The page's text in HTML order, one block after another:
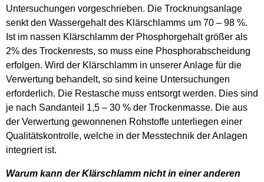
Untersuchungen vorgeschrieben. Die Trocknungsanlage
senkt den Wassergehalt des Klärschlamms um 70 – 98 %.
Ist im nassen Klärschlamm der Phosphorgehalt größer als
2% des Trockenrests, so muss eine Phosphorabscheidung
erfolgen. Wird der Klärschlamm in unserer Anlage für die
Verwertung behandelt, so sind keine Untersuchungen
erforderlich. Die Restasche muss entsorgt werden. Dies sind
je nach Sandanteil 1,5 – 30 % der Trockenmasse. Die aus
der Verwertung gewonnenen Rohstoffe unterliegen einer
Qualitätskontrolle, welche in der Messtechnik der Anlagen
integriert ist.
Warum kann der Klärschlamm nicht in einer anderen